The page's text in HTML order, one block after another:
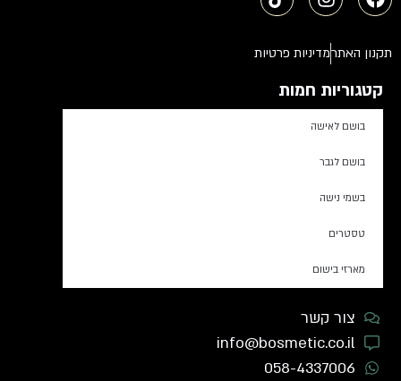
תקנון האתרמדיניות פרטיות
קטגוריות חמות
בושם לאישה
בושם לגבר
בשמי נישה
טסטרים
מארזי בישום
צור קשר
info@bosmetic.co.il
058-4337006